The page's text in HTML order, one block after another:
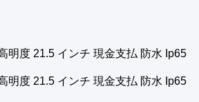
明度 21.5 インチ 現金支払 防水 Ip65
明度 21.5 インチ 現金支払 防水 Ip65